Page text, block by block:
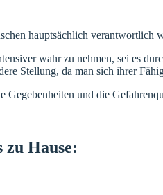
hauptsächlich verantwortlich
wahr zu nehmen, sei es
Stellung, da man sich ihrer
und die
zu Hause: